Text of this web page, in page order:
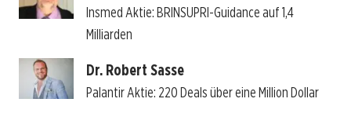
Insmed Aktie: BRINSUPRI-Guidance auf 1,4
Milliarden
Dr. Robert Sasse
Palantir Aktie: 220 Deals über eine Million Dollar